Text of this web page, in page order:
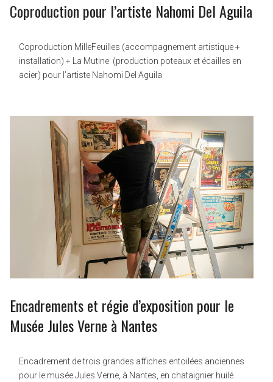
Coproduction pour l’artiste Nahomi Del Aguila
Coproduction MilleFeuilles (accompagnement artistique +
installation) + La Mutine (production poteaux et écailles en
acier) pour l’artiste Nahomi Del Aguila
Encadrements et régie d’exposition pour le
Musée Jules Verne à Nantes
Encadrement de trois grandes affiches entoilées anciennes
pour le musée Jules Verne, à Nantes, en chataignier huilé